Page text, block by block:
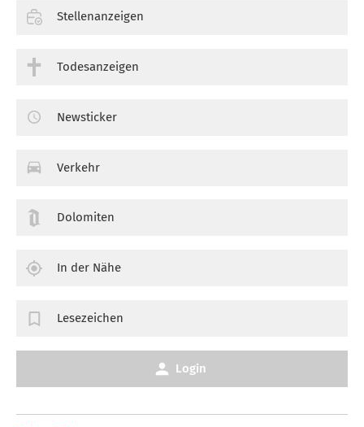
Stellenanzeigen
Todesanzeigen
Newsticker
Verkehr
Dolomiten
In der Nähe
Lesezeichen
Login